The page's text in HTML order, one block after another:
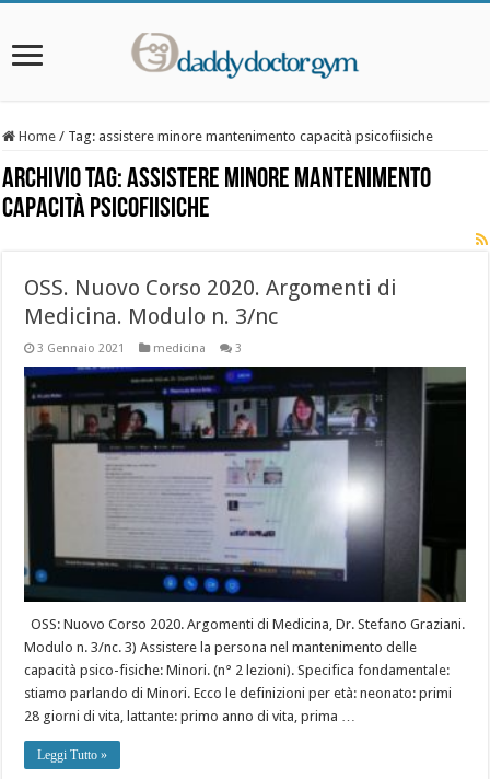
Home / Tag: assistere minore mantenimento capacità psicofiisiche
Archivio Tag:assistere minore mantenimento
capacità psicofiisiche
OSS. Nuovo Corso 2020. Argomenti di
Medicina. Modulo n. 3/nc
3 Gennaio 2021 medicina 3
OSS: Nuovo Corso 2020. Argomenti di Medicina, Dr. Stefano Graziani.
Modulo n. 3/nc. 3) Assistere la persona nel mantenimento delle
capacità psico-fisiche: Minori. (n° 2 lezioni). Specifica fondamentale:
stiamo parlando di Minori. Ecco le definizioni per età: neonato: primi
28 giorni di vita, lattante: primo anno di vita, prima …
Leggi Tutto »